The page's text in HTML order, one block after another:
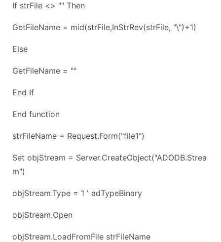
If strFile <> "" Then
GetFileName = mid(strFile,InStrRev(strFile, "\")+1)
Else
GetFileName = ""
End If
End function
strFileName = Request.Form("file1")
Set objStream = Server.CreateObject("ADODB.Strea
m")
objStream.Type = 1 ' adTypeBinary
objStream.Open
objStream.LoadFromFile strFileName